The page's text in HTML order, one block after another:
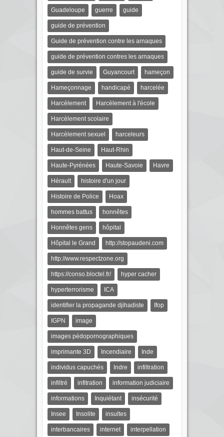
Guadeloupe guerre guide
guide de prévention
Guide de prévention contre les arnaques
guide de prévention contres les arnaques
guide de survie Guyancourt hameçon
Hameçonnage handicapé harcelée
Harcèlement Harcèlement à l'école
Harcèlement scolaire
Harcèlement sexuel harceleurs
Haut-de-Seine Haut-Rhin
Haute-Pyrénées Haute-Savoie Havre
Hérault histoire d'un jour
Histoire de Police Hoax
hommes battus honnêtes
Honnêtes gens hôpital
Hôpital le Grand http://stopaudeni.com
http://www.respectzone.org
https://conso.bloctel.fr/ hyper cacher
hyperterrorisme ICA
identifier la propagande djihadiste Ifop
IGPN image
images pédopornographiques
imprimante 3D Incendiaire Inde
individus capuchés Indre infiltration
infiltré infitration information judiciaire
informations Inquiétant insécurité
Insee Insolite insultes
interbancaires internet interpellation